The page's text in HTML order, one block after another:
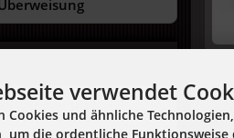
An- undverwendet
Cookies und ähnliche
um die ordentliche Funktionsweise